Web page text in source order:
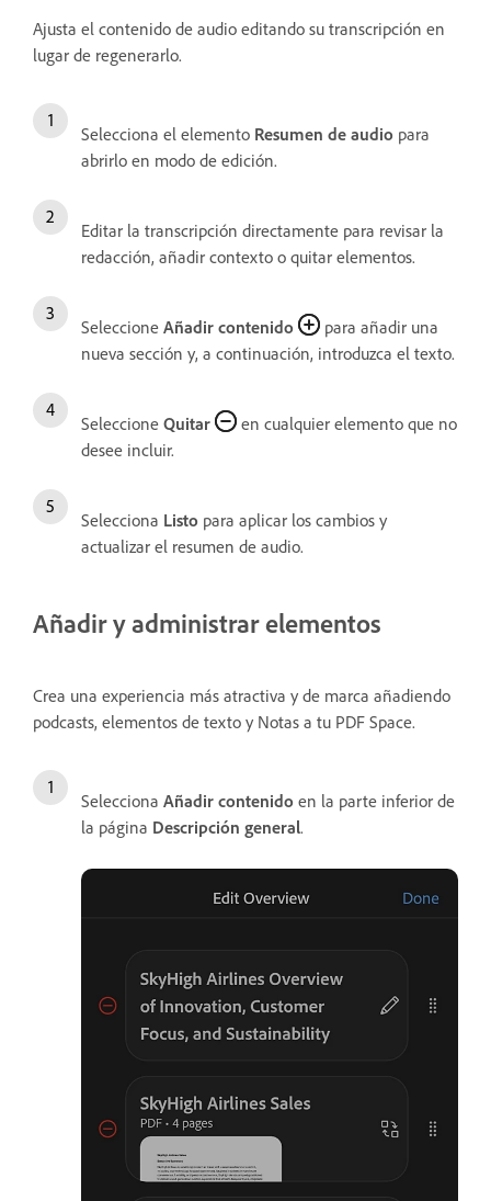
Ajusta el contenido de audio editando su transcripción en
lugar de regenerarlo.
Selecciona el elemento Resumen de audio para
abrirlo en modo de edición.
Editar la transcripción directamente para revisar la
redacción, añadir contexto o quitar elementos.
Seleccione Añadir contenido
para añadir una
nueva sección y, a continuación, introduzca el texto.
Seleccione Quitar
en cualquier elemento que no
desee incluir.
Selecciona Listo para aplicar los cambios y
actualizar el resumen de audio.
Añadir y administrar elementos
Crea una experiencia más atractiva y de marca añadiendo
podcasts, elementos de texto y Notas a tu PDF Space.
Selecciona Añadir contenido en la parte inferior de
la página Descripción general.